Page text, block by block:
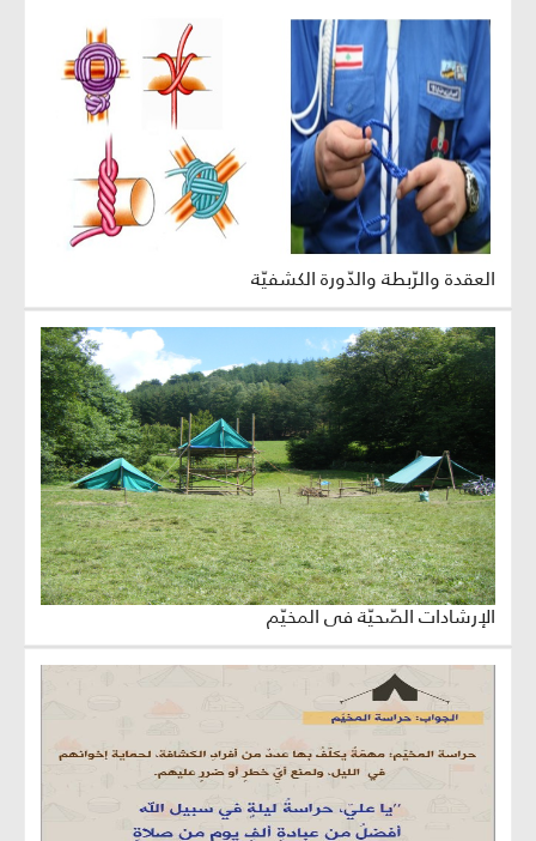
العقدة والرّبطة والدّورة الكشفيّة
الإرشادات الصّحيّة في المخيّم